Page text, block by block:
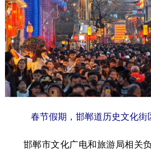
学术中国 乡村振兴 银龄
城市 旅游 能源
彩票 娱乐 时尚
公益 一带一路 亚太网
文化产业
北京 天津 河北
春节假期，邯郸道历史文化街
邯郸市文化广电和旅游局相关负